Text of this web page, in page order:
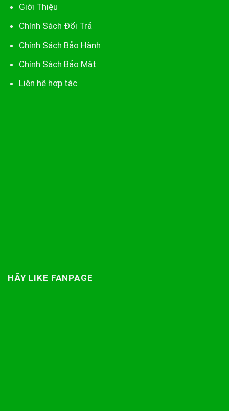
Giới Thiệu
Chính Sách Đổi Trả
Chính Sách Bảo Hành
Chính Sách Bảo Mật
Liên hệ hợp tác
HÃY LIKE FANPAGE